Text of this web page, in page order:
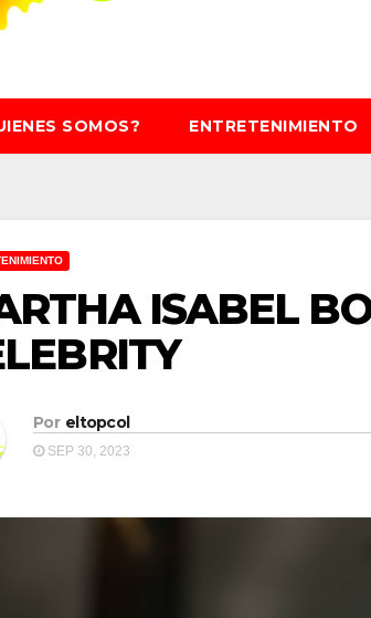
SOMOS? ENTRETENIMIENTO
ISABEL
Por eltopcol
SEP 30, 2023